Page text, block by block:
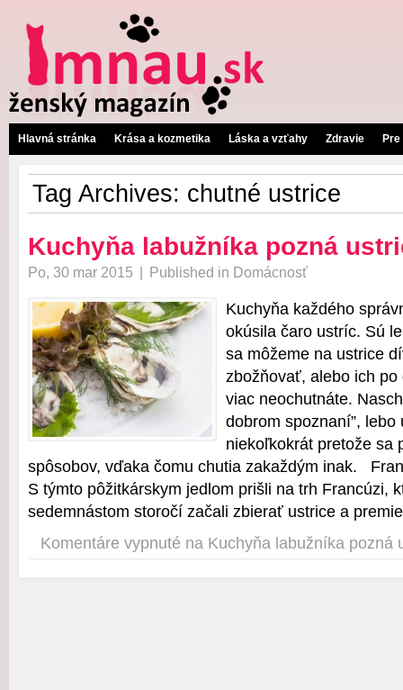
Hlavná stránka Krása a kozmetika Láska a vzťahy Zdravie
Tag Archives: chutné ustrice
Kuchyňa labužníka pozná
Po, 30 mar 2015 | Published in Domácnosť
Kuchyňa každého
okúsila čaro ustríc. Sú
sa môžeme na ustrice
zbožňovať, alebo ich
viac neochutnáte.
dobrom spoznaní”,
niekoľkokrát pretože sa
spôsobov, vďaka čomu chutia zakaždým
S týmto pôžitkárskym jedlom prišli na trh Francúzi,
sedemnástom storočí začali zbierať ustrice a
Komentáre vypnuté na Kuchyňa labužníka pozná